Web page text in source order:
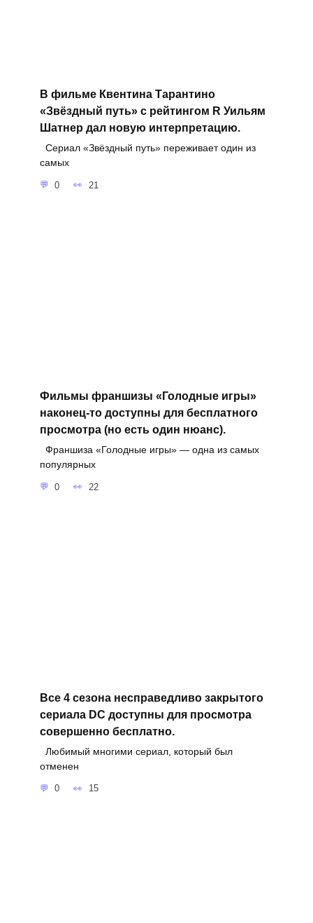
В фильме Квентина Тарантино
«Звёздный путь» с рейтингом R Уильям
Шатнер дал новую интерпретацию.
Сериал «Звёздный путь» переживает один из
самых
0 21
Фильмы франшизы «Голодные игры»
наконец-то доступны для бесплатного
просмотра (но есть один нюанс).
Франшиза «Голодные игры» — одна из самых
популярных
0 22
Все 4 сезона несправедливо закрытого
сериала DC доступны для просмотра
совершенно бесплатно.
Любимый многими сериал, который был
отменен
0 15